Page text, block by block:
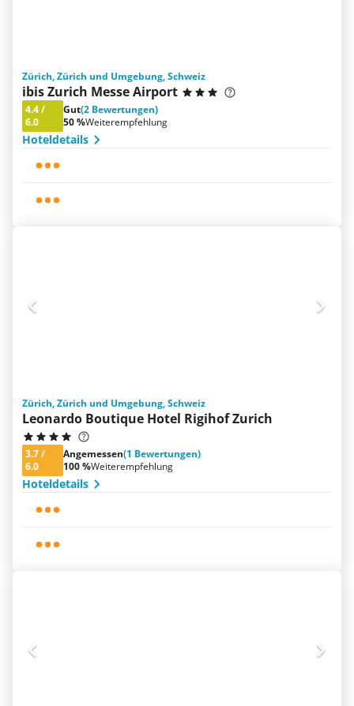
Zürich, Zürich und Umgebung, Schweiz
ibis Zurich Messe Airport
4.4/
6.0
Gut(2 Bewertungen)
50 %Weiterempfehlung
Hoteldetails
Zürich, Zürich und Umgebung, Schweiz
Leonardo Boutique Hotel Rigihof Zurich
3.7/
6.0
Angemessen(1 Bewertungen)
100 %Weiterempfehlung
Hoteldetails